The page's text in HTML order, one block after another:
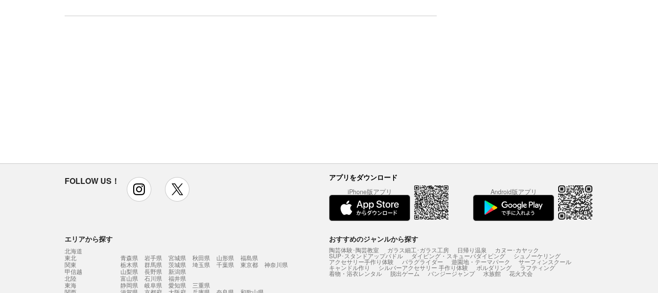
FOLLOW US！ instagram アプリをダウンロード
iPhone版アプリ Android版アプリ
エリアから探す
北海道
東北
青森県 岩手県 宮城県 秋田県 山形県
福島県
関東
栃木県 群馬県 茨城県 埼玉県 千葉県 東京都
神奈川県
甲信越
山梨県 長野県
新潟県
北陸
富山県 石川県
福井県
東海
静岡県 岐阜県 愛知県
三重県
おすすめのジャンルから探す
陶芸体験･陶芸教室 ガラス細工･ガラス工房 日帰り温泉 カヌー･カヤック
SUP･スタンドアップパドル ダイビング・スキューバダイビング シュノーケリング
アクセサリー手作り体験 パラグライダー 遊園地・テーマパーク サーフィンスクール
キャンドル作り シルバーアクセサリー 手作り体験 ボルダリング ラフティング
着物・浴衣レンタル 脱出ゲーム バンジージャンプ 水族館 花火大会